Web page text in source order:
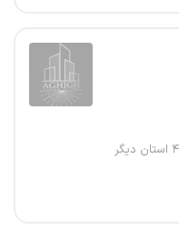
۴ استان دیگر